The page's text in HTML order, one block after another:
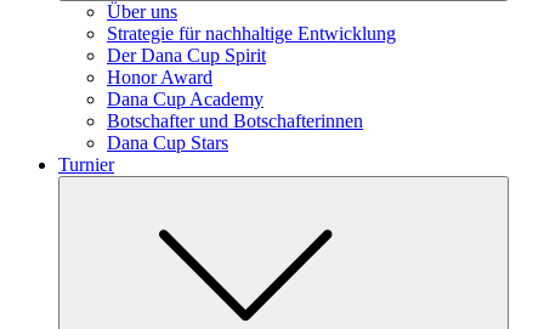
Über uns
Strategie für nachhaltige Entwicklung
Der Dana Cup Spirit
Honor Award
Dana Cup Academy
Botschafter und Botschafterinnen
Dana Cup Stars
Turnier